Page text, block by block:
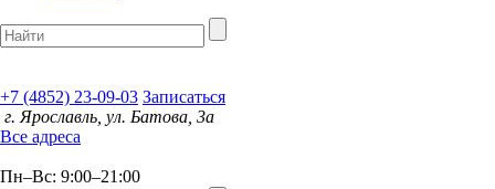
+7 (4852) 23-09-03 Записаться
г. Ярославль, ул. Батова, 3а
Все адреса
Пн–Вс: 9:00–21:00